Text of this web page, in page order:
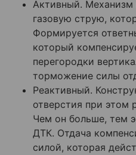
Активный. Механизм
газовую струю,
Формируется
который
перегородки
торможение силы
Реактивный.
отверстия при этом
Чем он больше, тем
ДТК. Отдача
силой, которая